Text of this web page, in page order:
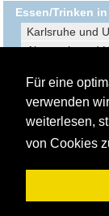
Für eine
verwenden
weiterlesen,
von Cookies
Essen/Trinken
Karlsruhe und
Altensteig und
Dornstetten
Pforzheim und
Calw und
Waldachtal und
Wildberg und